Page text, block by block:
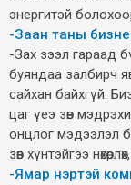
энергитэй
-Заан таны
-Зах зээл гараад
буяндаа залбирч
сайхан байхгүй.
цаг үеэ зөв
онцлог мэдээлэл
зөв хүнтэйгээ
-Ямар нэртэй